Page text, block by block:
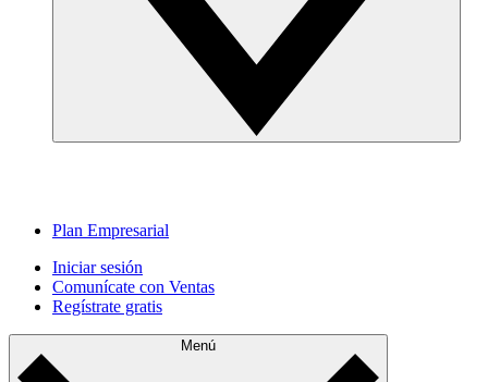
Plan Empresarial
Iniciar sesión
Comunícate con Ventas
Regístrate gratis
Menú